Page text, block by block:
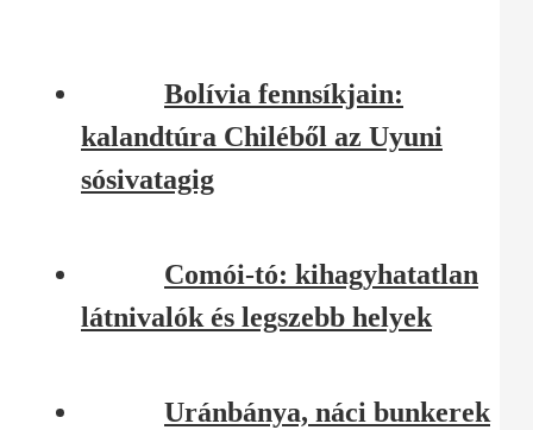
Bolívia fennsíkjain:
kalandtúra Chiléből az Uyuni
sósivatagig
Comói-tó: kihagyhatatlan
látnivalók és legszebb helyek
Uránbánya, náci bunkerek